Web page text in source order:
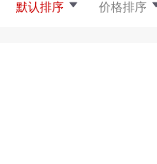
默认排序 价格排序